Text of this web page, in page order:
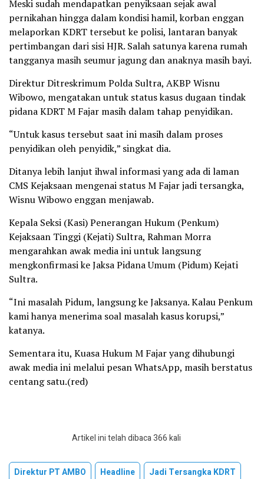
Meski sudah mendapatkan penyiksaan sejak awal
pernikahan hingga dalam kondisi hamil, korban enggan
melaporkan KDRT tersebut ke polisi, lantaran banyak
pertimbangan dari sisi HJR. Salah satunya karena rumah
tangganya masih seumur jagung dan anaknya masih bayi.
Direktur Ditreskrimum Polda Sultra, AKBP Wisnu
Wibowo, mengatakan untuk status kasus dugaan tindak
pidana KDRT M Fajar masih dalam tahap penyidikan.
“Untuk kasus tersebut saat ini masih dalam proses
penyidikan oleh penyidik,” singkat dia.
Ditanya lebih lanjut ihwal informasi yang ada di laman
CMS Kejaksaan mengenai status M Fajar jadi tersangka,
Wisnu Wibowo enggan menjawab.
Kepala Seksi (Kasi) Penerangan Hukum (Penkum)
Kejaksaan Tinggi (Kejati) Sultra, Rahman Morra
mengarahkan awak media ini untuk langsung
mengkonfirmasi ke Jaksa Pidana Umum (Pidum) Kejati
Sultra.
“Ini masalah Pidum, langsung ke Jaksanya. Kalau Penkum
kami hanya menerima soal masalah kasus korupsi,”
katanya.
Sementara itu, Kuasa Hukum M Fajar yang dihubungi
awak media ini melalui pesan WhatsApp, masih berstatus
centang satu.(red)
Artikel ini telah dibaca 366 kali
Direktur PT AMBO Headline
Jadi Tersangka KDRT